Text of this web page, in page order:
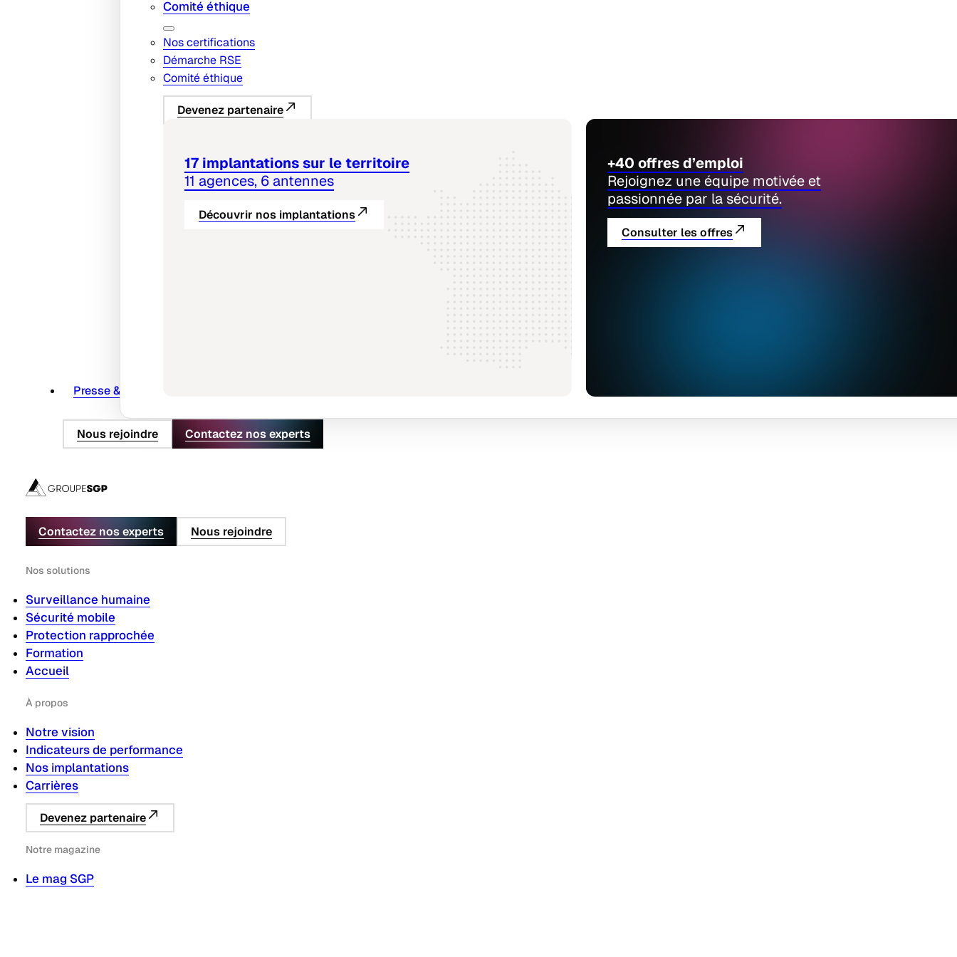
Comité éthique
Nos certifications
Démarche RSE
Comité éthique
Devenez partenaire
17 implantations sur le territoire
11 agences, 6 antennes
Découvrir nos implantations
+40 offres d’emploi
Rejoignez une équipe motivée et
passionnée par la sécurité.
Consulter les offres
Presse & actus
Nous rejoindre Contactez nos experts
Contactez nos experts Nous rejoindre
Nos solutions
Surveillance humaine
Sécurité mobile
Protection rapprochée
Formation
Accueil
À propos
Notre vision
Indicateurs de performance
Nos implantations
Carrières
Devenez partenaire
Notre magazine
Le mag SGP